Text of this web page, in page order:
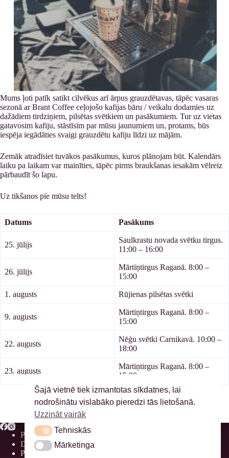
Mums ļoti patīk satikt cilvēkus arī ārpus grauzdētavas, tāpēc vasaras
sezonā ar Brant Coffee ceļojošo kafijas bāru / veikalu dodamies uz
dažādiem tirdziņiem, pilsētas svētkiem un pasākumiem. Tur uz vietas
gatavosim kafiju, stāstīsim par mūsu jaunumiem un, protams, būs
iespēja iegādāties svaigi grauzdētu kafiju līdzi uz mājām.
Zemāk atradīsiet tuvākos pasākumus, kuros plānojam būt. Kalendārs
laiku pa laikam var mainīties, tāpēc pirms braukšanas iesakām vēlreiz
pārbaudīt šo lapu.
Uz tikšanos pie mūsu telts!
Datums Pasākums
25. jūlijs
Saulkrastu novada svētku tirgus.
11:00 – 16:00
26. jūlijs
Mārtiņtirgus Raganā. 8:00 –
15:00
1. augusts Rūjienas pilsētas svētki
9. augusts
Mārtiņtirgus Raganā. 8:00 –
15:00
22. augusts
Nēģu svētki Carnikavā. 10:00 –
18:00
23. augusts
Mārtiņtirgus Raganā. 8:00 –
15:00
Privātuma politika
Distances līgums
Piegāde
Šajā vietnē tiek izmantotas sīkdatnes, lai
nodrošinātu vislabāko pieredzi tās lietošanā.
Uzzināt vairāk
TehniskāsTehniskās
MārketingaMārketinga